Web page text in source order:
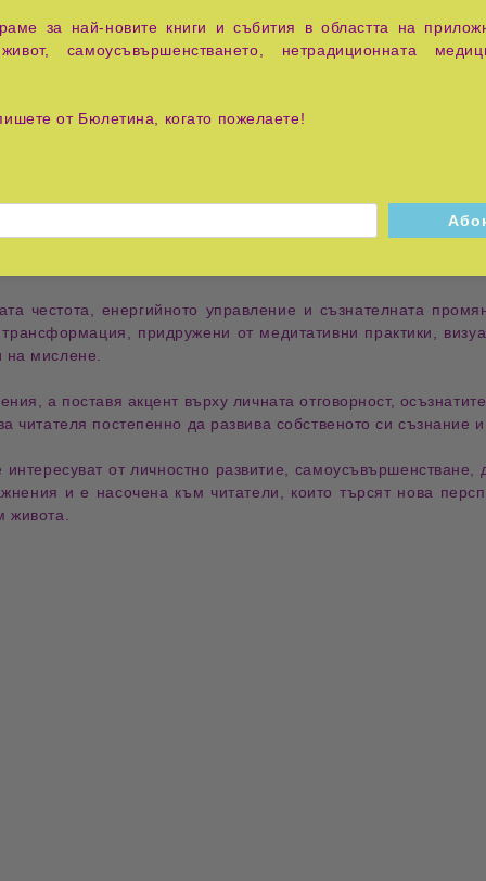
иежедневни избори , като се представя авторската
реалност. Чрез множество примери, разяснения и
,фокуса,съзнаниетоиподсъзнателните модели
вътрешната стабилност.
техники за изграждане на по-голямо спокойствие,
честота енергийното управление и съзнателната
придружени от медитативни практики,
на мислене.
а поставя акцент върху личната отговорност,
читателя постепенно да развива собственото си съзнание
от личностно развитие самоусъвършенстване
и е насочена към читатели, които търсят нова
живота.
за най-новите книги и събития в областта на
самоусъвършенстването, нетрадиционната
от Бюлетина, когато пожелаете!